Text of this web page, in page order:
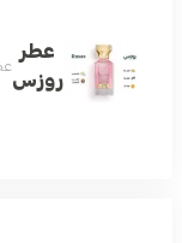
عطر
روزس
عطر روزس 75 مل منعش